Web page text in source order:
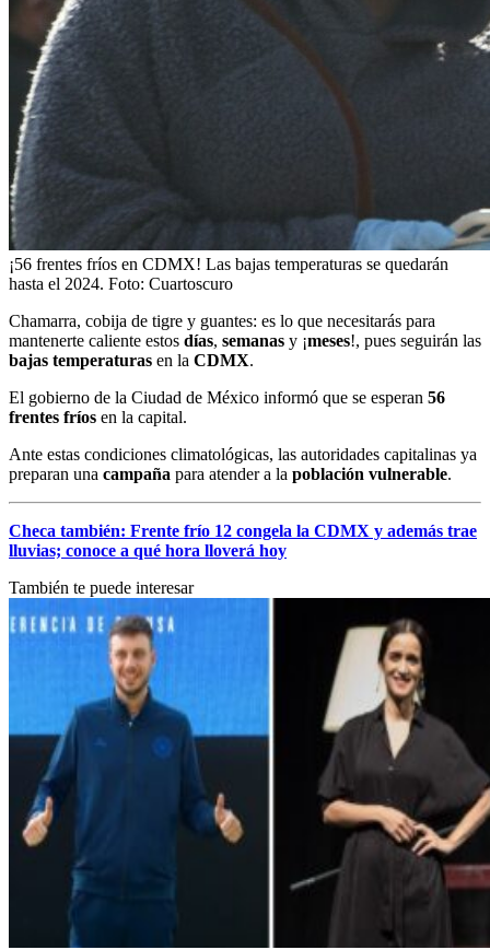
¡56 frentes fríos en CDMX! Las bajas temperaturas se quedarán
hasta el 2024. Foto: Cuartoscuro
Chamarra, cobija de tigre y guantes: es lo que necesitarás para
mantenerte caliente estos días, semanas y ¡meses!, pues seguirán las
bajas temperaturas en la CDMX.
El gobierno de la Ciudad de México informó que se esperan 56
frentes fríos en la capital.
Ante estas condiciones climatológicas, las autoridades capitalinas ya
preparan una campaña para atender a la población vulnerable.
Checa también: Frente frío 12 congela la CDMX y además trae
lluvias; conoce a qué hora lloverá hoy
También te puede interesar